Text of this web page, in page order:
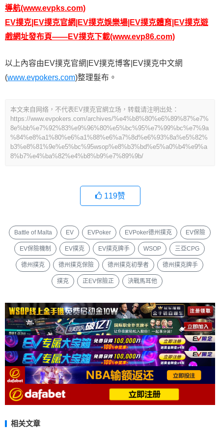
導航(www.evpks.com)
EV撲克|EV撲克官網|EV撲克娛樂場|EV撲克體育|EV撲克遊
戲網址發布頁——EV撲克下載(www.evp86.com)
以上內容由EV撲克官網|EV撲克博客|EV撲克中文網
(www.evpokers.com)整理髮布。
本文来自网络，不代表EV撲克官網立场，转载请注明出处：
https://www.evpokers.com/archives/%e4%b8%80%e6%89%87%e7%
8e%bb%e7%92%83%e9%96%80%e5%bc%95%e7%99%bc%e7%9a
%84%e8%a1%80%e6%a1%88%e6%a7%8d%e6%93%8a%e5%82%
b3%e8%81%9e%e5%bc%95wsop%e8%b3%bd%e5%a0%b4%e9%a
8%b7%e4%ba%82%e4%b8%b9%e7%89%9b/
119赞
Battle of Malta EV EVPoker EVPoker德州撲克 EV保險
EV保險機制 EV撲克 EV撲克牌手 WSOP 三亞CPG
德州撲克 德州撲克保險 德州撲克初學者 德州撲克牌手
撲克 正EV保險正 決戰馬耳他
相关文章